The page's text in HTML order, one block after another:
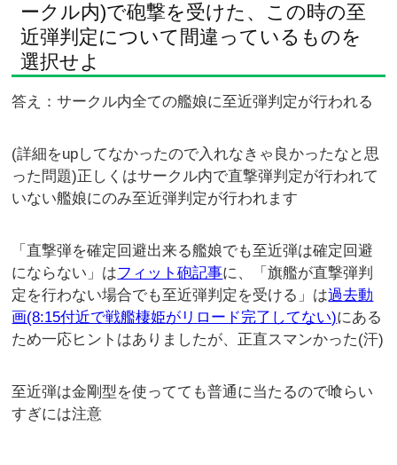
ークル内)で砲撃を受けた、この時の至
近弾判定について間違っているものを
選択せよ
答え：サークル内全ての艦娘に至近弾判定が行われる
(詳細をupしてなかったので入れなきゃ良かったなと思
った問題)正しくはサークル内で直撃弾判定が行われて
いない艦娘にのみ至近弾判定が行われます
「直撃弾を確定回避出来る艦娘でも至近弾は確定回避
にならない」はフィット砲記事に、「旗艦が直撃弾判
定を行わない場合でも至近弾判定を受ける」は過去動
画(8:15付近で戦艦棲姫がリロード完了してない)にある
ため一応ヒントはありましたが、正直スマンかった(汗)
至近弾は金剛型を使ってても普通に当たるので喰らい
すぎには注意